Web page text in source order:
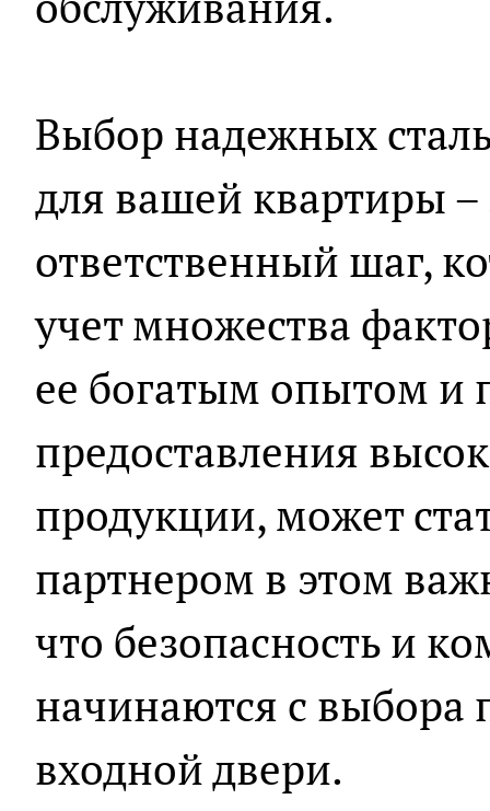
Выбор надежных
для вашей квартиры –
ответственный шаг,
учет множества
ее богатым опытом
предоставления
продукции, может
партнером в этом
что безопасность и
начинаются с выбора
входной двери.